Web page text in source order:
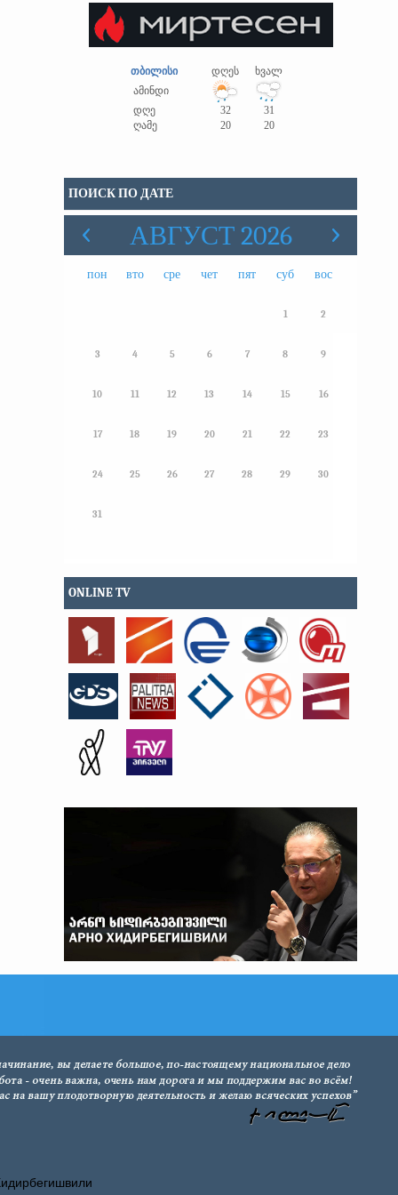
თბილისი დღეს
ხვალ
ამინდი
დღე
32
31
ღამე
20 20
ПОИСК ПО ДАТЕ
АВГУСТ 2026
пон вто сре чет пят суб вос
1 2
3 4 5 6 7 8 9
10 11 12 13 14 15 16
17 18 19 20 21 22 23
24 25 26 27 28 29 30
31
ONLINE TV